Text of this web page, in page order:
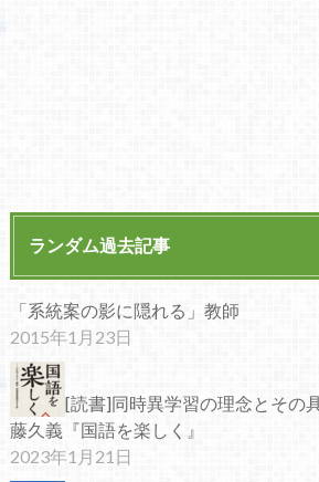
ランダム過去記事
「系統案の影に隠れる」教師
2015年1月23日
[読書]同時異学習の理念とその
藤久義『国語を楽しく』
2023年1月21日